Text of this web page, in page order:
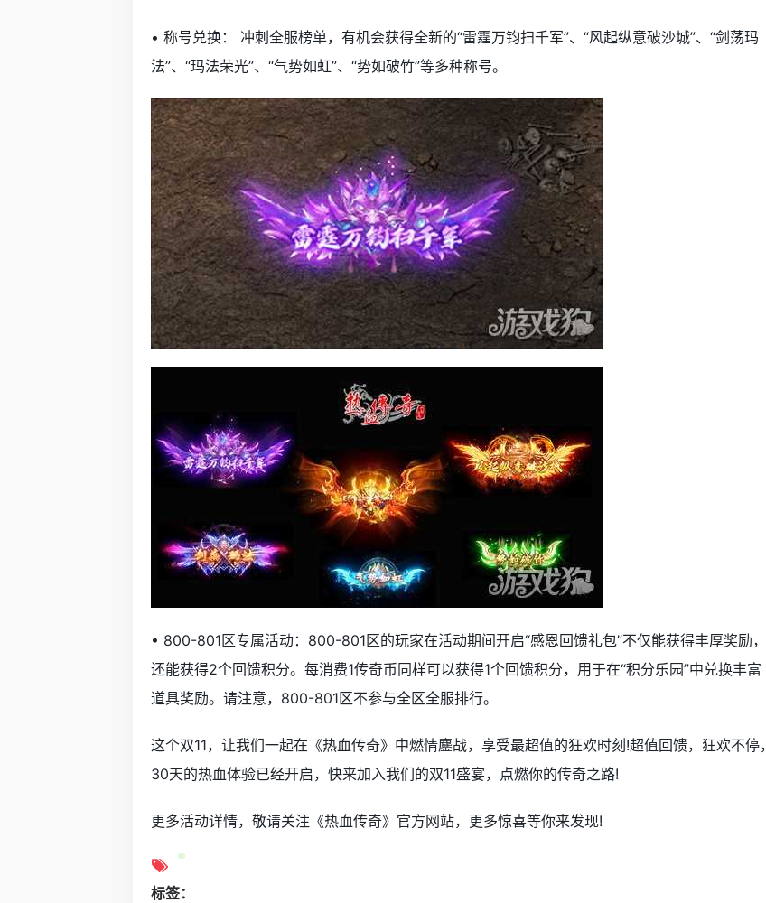
• 称号兑换： 冲刺全服榜单，有机会获得全新的“雷霆万钧扫千军”、“风起纵意破沙城”、“剑荡玛
法”、“玛法荣光”、“气势如虹”、“势如破竹”等多种称号。
• 800-801区专属活动：800-801区的玩家在活动期间开启“感恩回馈礼包”不仅能获得丰厚奖励，
还能获得2个回馈积分。每消费1传奇币同样可以获得1个回馈积分，用于在“积分乐园”中兑换丰富
道具奖励。请注意，800-801区不参与全区全服排行。
这个双11，让我们一起在《热血传奇》中燃情鏖战，享受最超值的狂欢时刻!超值回馈，狂欢不停，
30天的热血体验已经开启，快来加入我们的双11盛宴，点燃你的传奇之路!
更多活动详情，敬请关注《热血传奇》官方网站，更多惊喜等你来发现!
标签：